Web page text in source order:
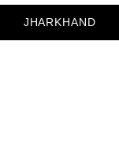
JHARKHAND